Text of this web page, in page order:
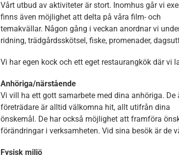
Vårt utbud av aktiviteter är stort. Inomhus går vi
finns även möjlighet att delta på våra film- och
temakvällar. Någon gång i veckan anordnar vi
ridning, trädgårdsskötsel, fiske, promenader,
Vi har egen kock och ett eget restaurangkök där vi
Anhöriga/närstående
Vi vill ha ett gott samarbete med dina anhöriga.
företrädare är alltid välkomna hit, allt utifrån dina
önskemål. De har också möjlighet att framföra
förändringar i verksamheten. Vid sina besök är de
Fysisk miljö